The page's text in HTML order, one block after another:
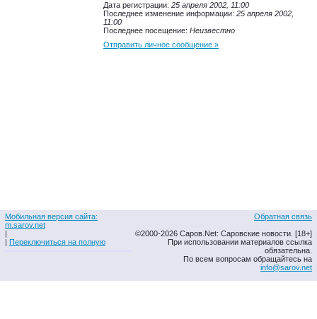
Дата регистрации: 25 апреля 2002, 11:00
Последнее изменение информации: 25 апреля 2002,
11:00
Последнее посещение: Неизвестно
Отправить личное сообщение »
Мобильная версия сайта:
m.sarov.net
|
| Переключиться на полную
Обратная связь
©2000-2026 Саров.Net: Саровские новости. [18+]
При использовании материалов ссылка
обязательна.
По всем вопросам обращайтесь на
info@sarov.net